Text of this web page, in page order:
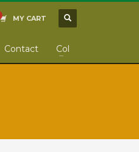
MY CART
Contact Col